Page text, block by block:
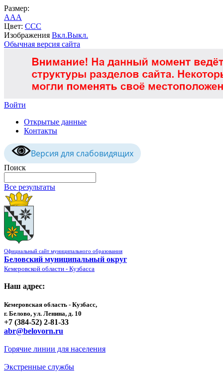
Размер:
AAA
Цвет: CCC
Изображения Вкл.Выкл.
Обычная версия сайта
Войти
Открытые данные
Контакты
Версия для слабовидящих
Поиск
Все результаты
Официальный сайт муниципального образования
Беловский муниципальный округ
Кемеровской области - Кузбасса
Наш адрес:
Кемеровская область - Кузбасс,
г. Белово, ул. Ленина, д. 10
+7 (384-52) 2-81-33
abr@belovorn.ru
Горячие линии для населения
Экстренные службы